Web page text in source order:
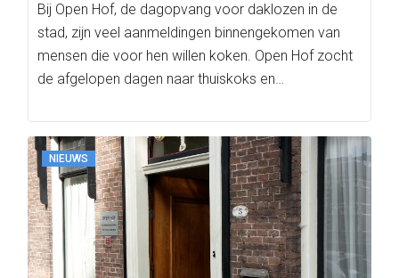
Bij Open Hof, de dagopvang voor daklozen in de
stad, zijn veel aanmeldingen binnengekomen van
mensen die voor hen willen koken. Open Hof zocht
de afgelopen dagen naar thuiskoks en…
NIEUWS